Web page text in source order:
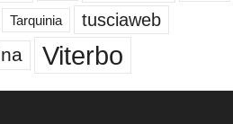
Tarquinia tusciaweb
Viterbo